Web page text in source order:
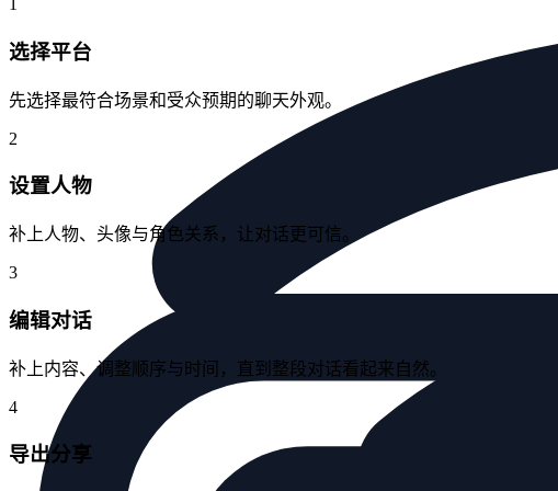
选择平台
先选择最符合场景和受众预期的聊天外观。
2
设置人物
补上人物、头像与角色关系，让对话更可信。
3
编辑对话
补上内容、调整顺序与时间，直到整段对话看起来自然。
4
导出分享